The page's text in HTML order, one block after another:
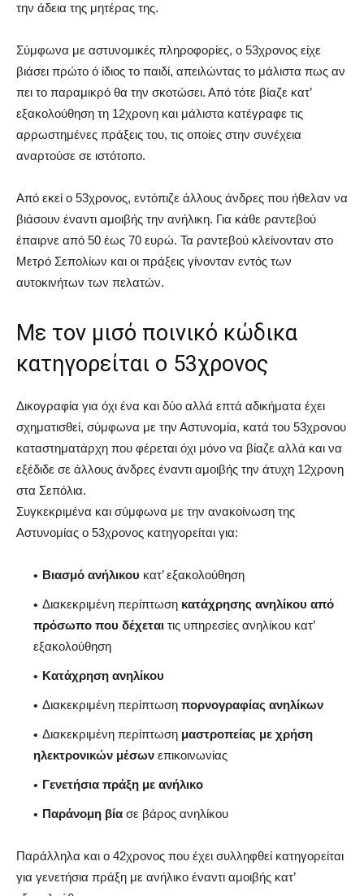
την άδεια της μητέρας της.
Σύμφωνα με αστυνομικές πληροφορίες, ο 53χρονος είχε
βιάσει πρώτο ό ίδιος το παιδί, απειλώντας το μάλιστα πως αν
πει το παραμικρό θα την σκοτώσει. Από τότε βίαζε κατ’
εξακολούθηση τη 12χρονη και μάλιστα κατέγραφε τις
αρρωστημένες πράξεις του, τις οποίες στην συνέχεια
αναρτούσε σε ιστότοπο.
Από εκεί ο 53χρονος, εντόπιζε άλλους άνδρες που ήθελαν να
βιάσουν έναντι αμοιβής την ανήλικη. Για κάθε ραντεβού
έπαιρνε από 50 έως 70 ευρώ. Τα ραντεβού κλείνονταν στο
Μετρό Σεπολίων και οι πράξεις γίνονταν εντός των
αυτοκινήτων των πελατών.
Με τον μισό ποινικό κώδικα
κατηγορείται ο 53χρονος
Δικογραφία για όχι ένα και δύο αλλά επτά αδικήματα έχει
σχηματισθεί, σύμφωνα με την Αστυνομία, κατά του 53χρονου
καταστηματάρχη που φέρεται όχι μόνο να βίαζε αλλά και να
εξέδιδε σε άλλους άνδρες έναντι αμοιβής την άτυχη 12χρονη
στα Σεπόλια.
Συγκεκριμένα και σύμφωνα με την ανακοίνωση της
Αστυνομίας ο 53χρονος κατηγορείται για:
Βιασμό ανήλικου κατ’ εξακολούθηση
Διακεκριμένη περίπτωση κατάχρησης ανηλίκου από
πρόσωπο που δέχεται τις υπηρεσίες ανηλίκου κατ’
εξακολούθηση
Κατάχρηση ανηλίκου
Διακεκριμένη περίπτωση πορνογραφίας ανηλίκων
Διακεκριμένη περίπτωση μαστροπείας με χρήση
ηλεκτρονικών μέσων επικοινωνίας
Γενετήσια πράξη με ανήλικο
Παράνομη βία σε βάρος ανηλίκου
Παράλληλα και ο 42χρονος που έχει συλληφθεί κατηγορείται
για γενετήσια πράξη με ανήλικο έναντι αμοιβής κατ’